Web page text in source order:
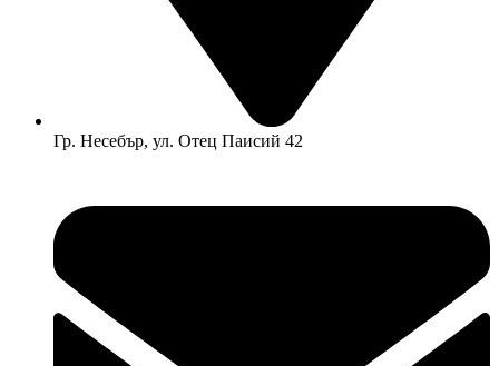
Гр. Несебър, ул. Отец Паисий 42